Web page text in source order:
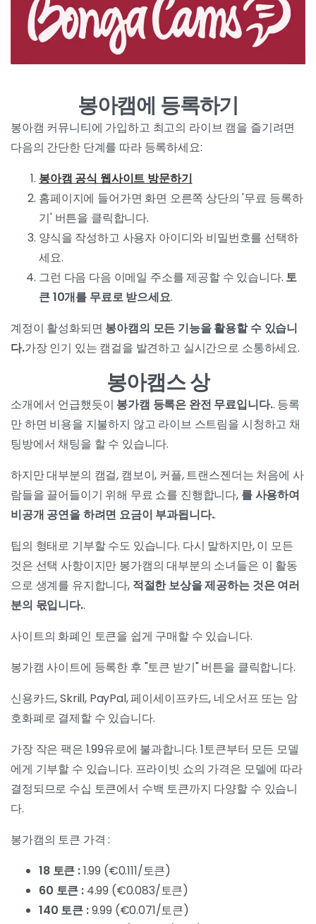
봉아캠에 등록하기
봉아캠 커뮤니티에 가입하고 최고의 라이브 캠을 즐기려면
다음의 간단한 단계를 따라 등록하세요:
봉아캠 공식 웹사이트 방문하기
홈페이지에 들어가면 화면 오른쪽 상단의 '무료 등록하
기' 버튼을 클릭합니다.
양식을 작성하고 사용자 아이디와 비밀번호를 선택하
세요.
그런 다음 다음 이메일 주소를 제공할 수 있습니다. 토
큰 10개를 무료로 받으세요.
계정이 활성화되면 봉아캠의 모든 기능을 활용할 수 있습니
다.가장 인기 있는 캠걸을 발견하고 실시간으로 소통하세요.
봉아캠스 상
소개에서 언급했듯이 봉가캠 등록은 완전 무료입니다.. 등록
만 하면 비용을 지불하지 않고 라이브 스트림을 시청하고 채
팅방에서 채팅을 할 수 있습니다.
하지만 대부분의 캠걸, 캠보이, 커플, 트랜스젠더는 처음에 사
람들을 끌어들이기 위해 무료 쇼를 진행합니다, 를 사용하여
비공개 공연을 하려면 요금이 부과됩니다..
팁의 형태로 기부할 수도 있습니다. 다시 말하지만, 이 모든
것은 선택 사항이지만 봉가캠의 대부분의 소녀들은 이 활동
으로 생계를 유지합니다, 적절한 보상을 제공하는 것은 여러
분의 몫입니다..
사이트의 화폐인 토큰을 쉽게 구매할 수 있습니다.
봉가캠 사이트에 등록한 후 "토큰 받기" 버튼을 클릭합니다.
신용카드, Skrill, PayPal, 페이세이프카드, 네오서프 또는 암
호화폐로 결제할 수 있습니다.
가장 작은 팩은 1.99유로에 불과합니다. 1토큰부터 모든 모델
에게 기부할 수 있습니다. 프라이빗 쇼의 가격은 모델에 따라
결정되므로 수십 토큰에서 수백 토큰까지 다양할 수 있습니
다.
봉가캠의 토큰 가격 :
18 토큰 :1.99 (€0.111/토큰)
60 토큰 :4.99 (€0.083/토큰)
140 토큰 :9.99 (€0.071/토큰)